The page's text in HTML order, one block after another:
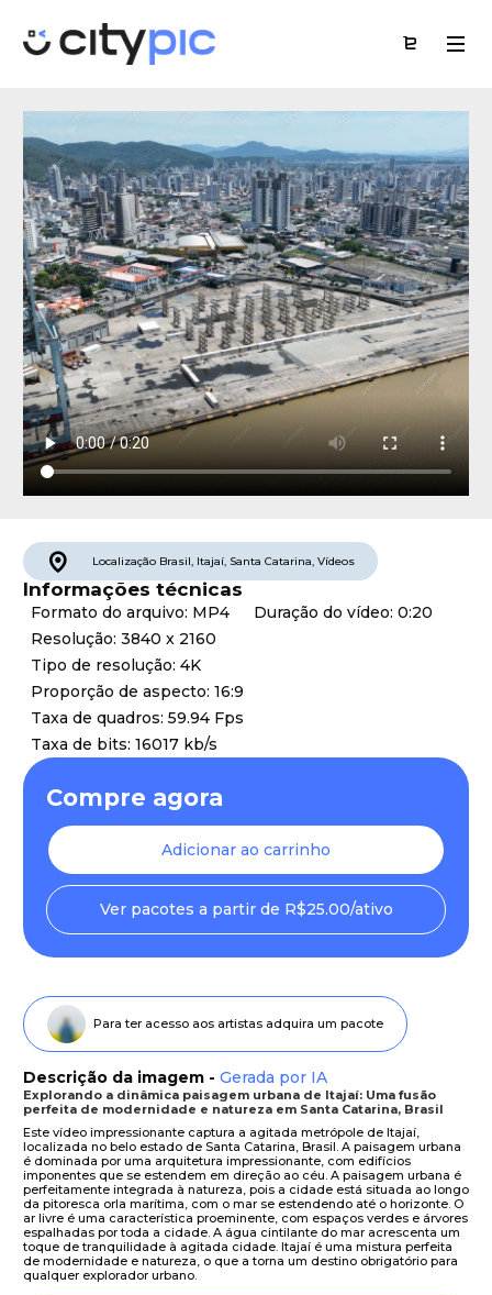
Localização Brasil, Itajaí, Santa Catarina, Vídeos
Informações técnicas
Formato do arquivo: MP4
Resolução: 3840 x 2160
Tipo de resolução: 4K
Proporção de aspecto: 16:9
Taxa de quadros: 59.94 Fps
Taxa de bits: 16017 kb/s
Duração do vídeo: 0:20
Compre agora
Adicionar ao carrinho
Ver pacotes a partir de R$25.00/ativo
Para ter acesso aos artistas adquira um pacote
Descrição da imagem - Gerada por IA
Explorando a dinâmica paisagem urbana de Itajaí: Uma fusão
perfeita de modernidade e natureza em Santa Catarina, Brasil
Este vídeo impressionante captura a agitada metrópole de Itajaí,
localizada no belo estado de Santa Catarina, Brasil. A paisagem urbana
é dominada por uma arquitetura impressionante, com edifícios
imponentes que se estendem em direção ao céu. A paisagem urbana é
perfeitamente integrada à natureza, pois a cidade está situada ao longo
da pitoresca orla marítima, com o mar se estendendo até o horizonte. O
ar livre é uma característica proeminente, com espaços verdes e árvores
espalhadas por toda a cidade. A água cintilante do mar acrescenta um
toque de tranquilidade à agitada cidade. Itajaí é uma mistura perfeita
de modernidade e natureza, o que a torna um destino obrigatório para
qualquer explorador urbano.